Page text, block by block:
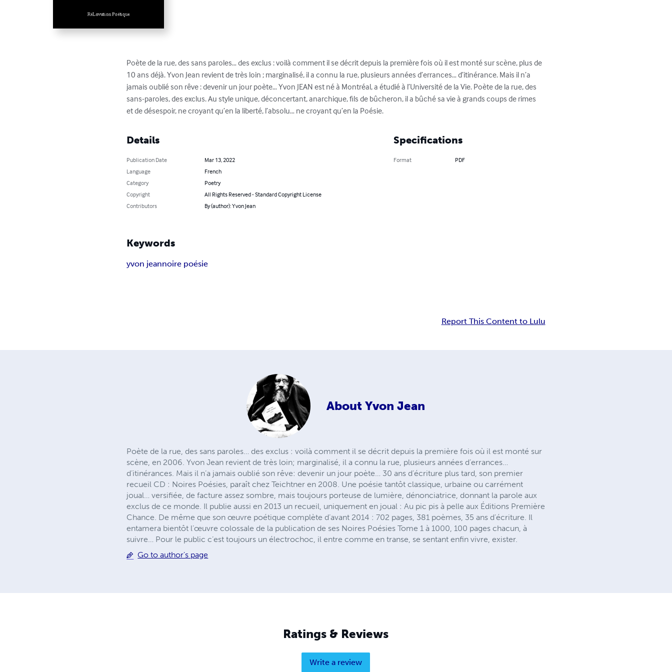
Poète de la rue, des sans paroles… des exclus : voilà comment il se décrit depuis la première fois où il est monté sur scène, plus de
10 ans déjà. Yvon Jean revient de très loin ; marginalisé, il a connu la rue, plusieurs années d’errances… d’itinérance. Mais il n’a
jamais oublié son rêve : devenir un jour poète… Yvon JEAN est né à Montréal, a étudié à l’Université de la Vie. Poète de la rue, des
sans-paroles, des exclus. Au style unique, déconcertant, anarchique, fils de bûcheron, il a bûché sa vie à grands coups de rimes
et de désespoir, ne croyant qu’en la liberté, l’absolu… ne croyant qu’en la Poésie.
Details
Publication Date
Mar 13, 2022
Language
French
Category
Poetry
Copyright
All Rights Reserved - Standard Copyright License
Contributors
By (author): Yvon Jean
Specifications
Format PDF
Keywords
yvon jeannoire poésie
Report This Content to Lulu
About Yvon Jean
Poète de la rue, des sans paroles… des exclus : voilà comment il se décrit depuis la première fois où il est monté sur
scène, en 2006. Yvon Jean revient de très loin; marginalisé, il a connu la rue, plusieurs années d’errances…
d’itinérances. Mais il n’a jamais oublié son rêve: devenir un jour poète… 30 ans d’écriture plus tard, son premier
recueil CD : Noires Poésies, paraît chez Teichtner en 2008. Une poésie tantôt classique, urbaine ou carrément
joual… versifiée, de facture assez sombre, mais toujours porteuse de lumière, dénonciatrice, donnant la parole aux
exclus de ce monde. Il publie aussi en 2013 un recueil, uniquement en joual : Au pic pis à pelle aux Éditions Première
Chance. De même que son œuvre poétique complète d’avant 2014 : 702 pages, 381 poèmes, 35 ans d’écriture. Il
entamera bientôt l’œuvre colossale de la publication de ses Noires Poésies Tome 1 à 1000, 100 pages chacun, à
suivre… Pour le public c’est toujours un électrochoc, il entre comme en transe, se sentant enfin vivre, exister.
Go to author's page
Ratings & Reviews
Write a review